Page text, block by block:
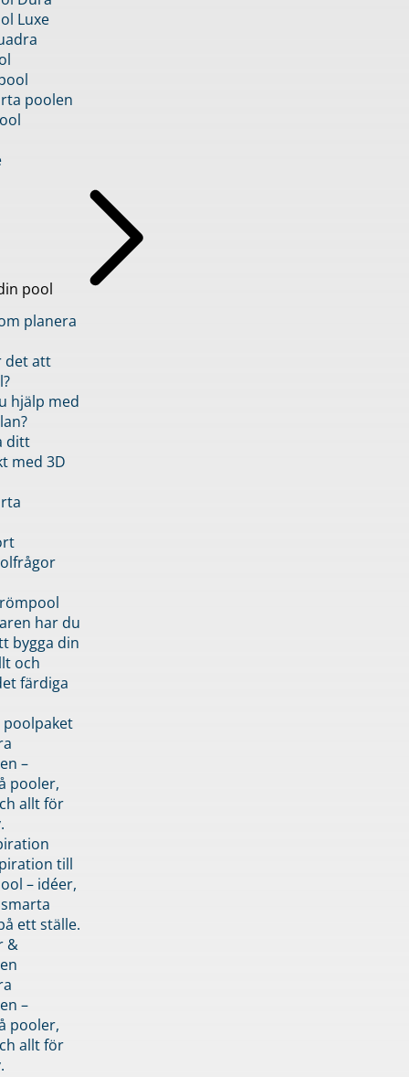
Luxe
poolen
pool
planera
det att
hjälp med
ditt
med 3D
har du
bygga din
och
färdiga
–
pooler,
allt för
till
– idéer,
ett ställe.
&
–
pooler,
allt för